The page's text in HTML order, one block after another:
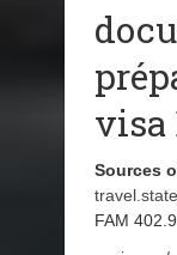
visa
Sources
FAM